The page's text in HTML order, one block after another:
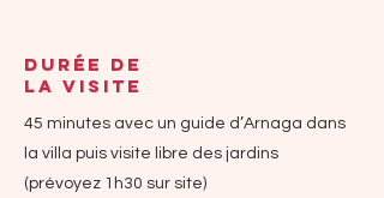
DURÉE DE
LA VISITE
45 minutes avec un guide d’Arnaga dans
la villa puis visite libre des jardins
(prévoyez 1h30 sur site)